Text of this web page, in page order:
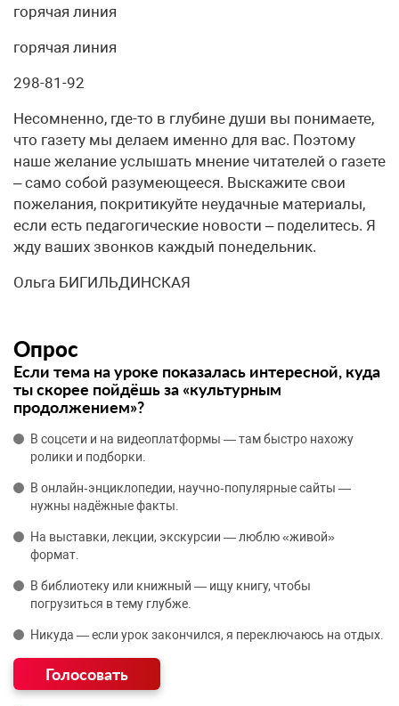
горячая линия
горячая линия
298-81-92
Несомненно, где-то в глубине души вы понимаете,
что газету мы делаем именно для вас. Поэтому
наше желание услышать мнение читателей о газете
– само собой разумеющееся. Выскажите свои
пожелания, покритикуйте неудачные материалы,
если есть педагогические новости – поделитесь. Я
жду ваших звонков каждый понедельник.
Ольга БИГИЛЬДИНСКАЯ
Опрос
Если тема на уроке показалась интересной, куда
ты скорее пойдёшь за «культурным
продолжением»?
В соцсети и на видеоплатформы — там быстро нахожу
ролики и подборки.
В онлайн‑энциклопедии, научно‑популярные сайты —
нужны надёжные факты.
На выставки, лекции, экскурсии — люблю «живой»
формат.
В библиотеку или книжный — ищу книгу, чтобы
погрузиться в тему глубже.
Никуда — если урок закончился, я переключаюсь на отдых.